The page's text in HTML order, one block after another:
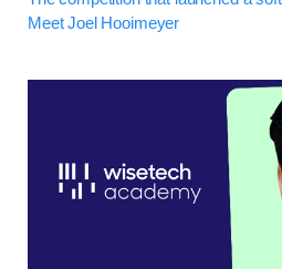
Meet Joel Hooimeyer